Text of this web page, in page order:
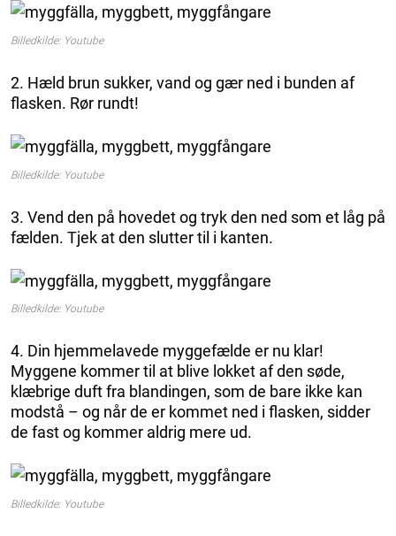
Billedkilde: Youtube
2. Hæld brun sukker, vand og gær ned i bunden af
flasken. Rør rundt!
Billedkilde: Youtube
3. Vend den på hovedet og tryk den ned som et låg på
fælden. Tjek at den slutter til i kanten.
Billedkilde: Youtube
4. Din hjemmelavede myggefælde er nu klar!
Myggene kommer til at blive lokket af den søde,
klæbrige duft fra blandingen, som de bare ikke kan
modstå – og når de er kommet ned i flasken, sidder
de fast og kommer aldrig mere ud.
Billedkilde: Youtube